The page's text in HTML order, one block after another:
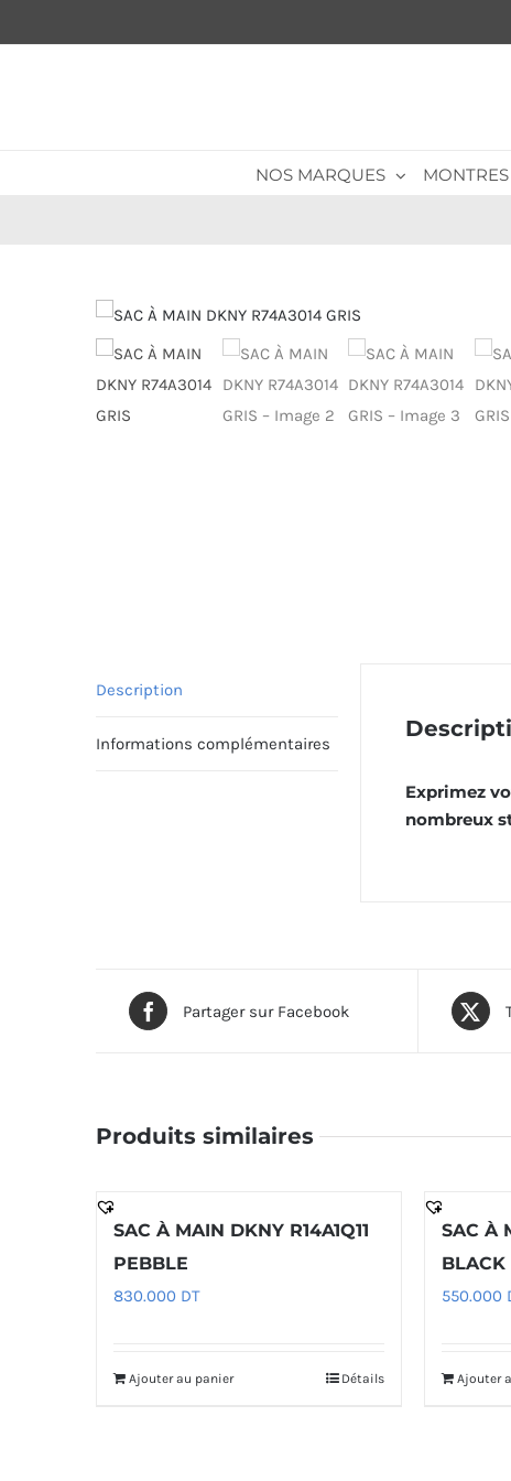
au
NOS MARQUES MONTRES
Description
Informations complémentaires
Exprimez
nombreux
Partager sur Facebook
Produits similaires
SAC À MAIN DKNY R14A1Q11
PEBBLE
830.000 DT
Ajouter au panier Détails
SAC À
BLACK
550.000
Ajouter